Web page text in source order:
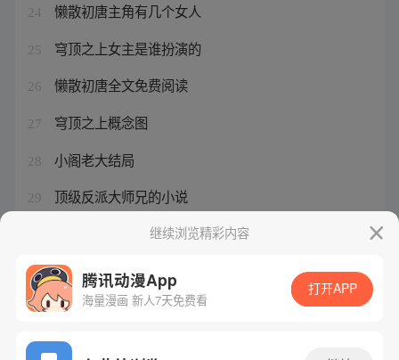
24 懒散初唐主角有几个女人
25 穹顶之上女主是谁扮演的
26 懒散初唐全文免费阅读
27 穹顶之上概念图
28 小阁老大结局
29 顶级反派大师兄的小说
顶级反派大师兄免费下拉继续浏览精彩内容
腾讯动漫App
海量漫画 新人7天免费看
打开APP